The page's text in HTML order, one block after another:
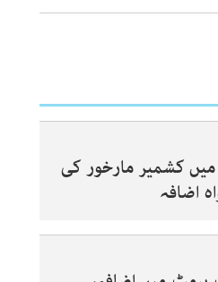
میں کشمیر مارخور کی
اضافہ